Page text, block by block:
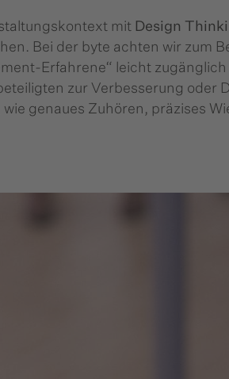
mit Design
Bei der byte achten wir zum
Erfahrene“ leicht
zur Verbesserung oder
genaues Zuhören, präzises